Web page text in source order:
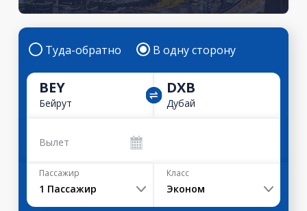
Туда-обратно В одну сторону
BEY
Бейрут
DXB
Дубай
Вылет
Пассажир
1 Пассажир
Класс
Эконом